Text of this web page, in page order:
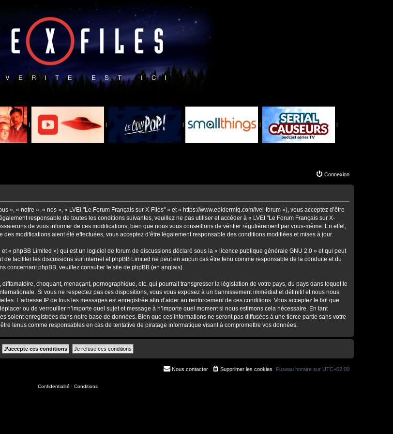
| | | | |
Connexion
», « notre », « nos », « LVEI "Le Forum Français sur X-Files" » et « https://www.epidermiq.com/lvei-forum »), vous acceptez d’être
responsable de toutes les conditions suivantes, veuillez ne pas utiliser et accéder à « LVEI "Le Forum Français sur X-
de vous informer de ces modifications, bien que nous vous conseillons de vérifier régulièrement par vous-même. En effet,
modifications aient été effectuées, vous acceptez d’être légalement responsable des conditions modifiées et mises à jour.
« phpBB Limited ») qui est un logiciel de forum de discussions déclaré sous la « licence publique générale GNU 2.0 » et qui peut
faciliter les discussions sur internet et phpBB Limited ne peut en aucun cas être tenu comme responsable de la conduite et du
concernant phpBB, veuillez consulter le site de phpBB (en anglais).
choquant, menaçant, pornographique, etc. qui pourrait transgresser la législation de votre pays, du pays dans lequel le
Si vous ne respectez pas ces dispositions, vous vous exposez à un bannissement immédiat et définitif et nous nous
L’adresse IP de tous les messages est enregistrée afin d’aider au renforcement de ces conditions. Vous acceptez le fait que
ou de verrouiller n’importe quel sujet et message à n’importe quel moment si nous estimons cela nécessaire. En tant
soient enregistrées dans notre base de données. Bien que ces informations ne seront pas diffusées à une tierce partie sans votre
tenus comme responsables en cas de tentative de piratage informatique visant à compromettre vos données.
Fuseau horaire sur UTC+02:00
Supprimer les cookies
Nous contacter
Confidentialité | Conditions